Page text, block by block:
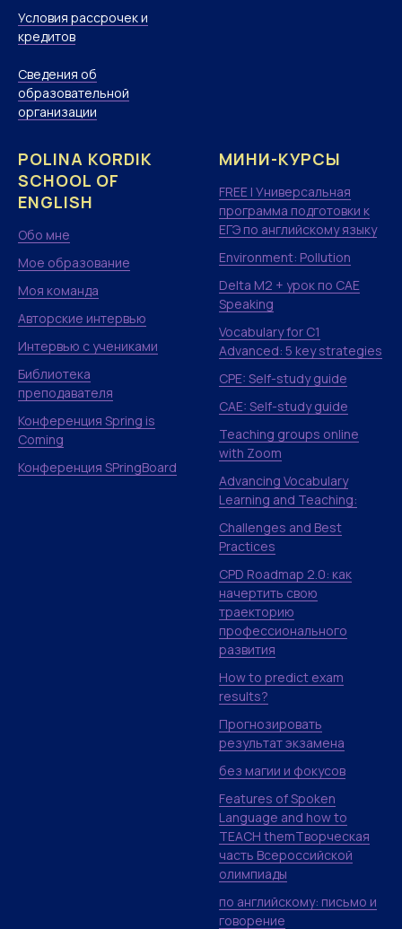
Условия рассрочек и
кредитов
Сведения об
образовательной
организации
POLINA KORDIK
SCHOOL OF
ENGLISH
Обо мне
Мое образование
Моя команда
Авторские интервью
Интервью с учениками
Библиотека
преподавателя
Конференция Spring is
Coming
Конференция SPringBoard
МИНИ-КУРСЫ
FREE | Универсальная
программа подготовки к
ЕГЭ по английскому языку
Environment: Pollution
Delta M2 + урок по CAE
Speaking
Vocabulary for C1
Advanced: 5 key strategies
CPE: Self-study guide
CAE: Self-study guide
Teaching groups online
with Zoom
Advancing Vocabulary
Learning and Teaching:
Challenges and Best
Practices
CPD Roadmap 2.0: как
начертить свою
траекторию
профессионального
развития
How to predict exam
results?
Прогнозировать
результат экзамена
без магии и фокусов
Features of Spoken
Language and how to
TEACH themТворческая
часть Всероссийской
олимпиады
по английскому: письмо и
говорение